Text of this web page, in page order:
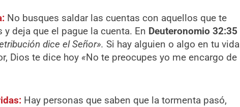
No busques saldar las cuentas con aquellos que te
deja que el pague la cuenta. En Deuteronomio 32:35
dice el Señor». Si hay alguien o algo en tu vida
Dios te dice hoy «No te preocupes yo me encargo de
Hay personas que saben que la tormenta pasó,